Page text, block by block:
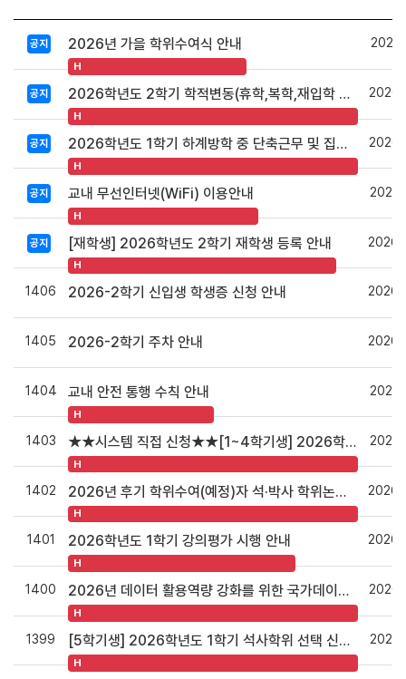
공지 2026년 가을 학위수여식 안내
H
공지 2026학년도 2학기 학적변동(휴학,복학,재입학 등) 안내
H
공지 2026학년도 1학기 하계방학 중 단축근무 및 집중휴무제 시행 안내
H
공지 교내 무선인터넷(WiFi) 이용안내
H
공지 [재학생] 2026학년도 2학기 재학생 등록 안내
H
1406 2026-2학기 신입생 학생증 신청 안내
1405 2026-2학기 주차 안내
1404 교내 안전 통행 수칙 안내
H
1403 ★★시스템 직접 신청★★[1~4학기생] 2026학년도 2학기(후기) 장학금 신청 안내
H
1402 2026년 후기 학위수여(예정)자 석·박사 학위논문 원문파일 및 인쇄본 제출 안내
H
1401 2026학년도 1학기 강의평가 시행 안내
H
1400 2026년 데이터 활용역량 강화를 위한 국가데이터인재개발원 이러닝 무료 교육과정 안내
H
1399 [5학기생] 2026학년도 1학기 석사학위 선택 신청 안내
H